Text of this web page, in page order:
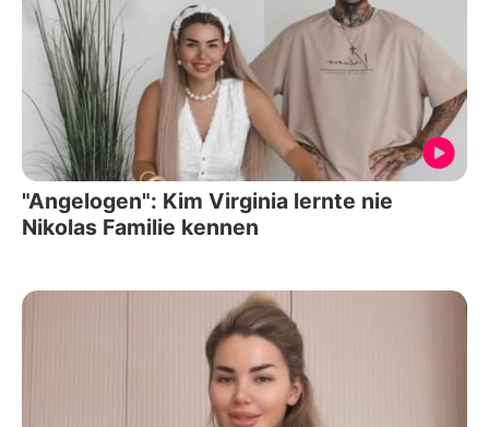
"Angelogen": Kim Virginia lernte nie
Nikolas Familie kennen